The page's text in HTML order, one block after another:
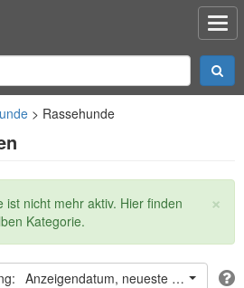
Rassehunde
×
ist nicht mehr aktiv. Hier finden
Kategorie.
Anzeigendatum, neueste oben